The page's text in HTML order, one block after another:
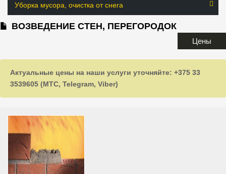
Уборка мусора, очистка от снега
ВОЗВЕДЕНИЕ СТЕН, ПЕРЕГОРОДОК
Цены
Актуальные цены на наши услуги уточняйте: +375 33
3539605 (МТС, Telegram, Viber)